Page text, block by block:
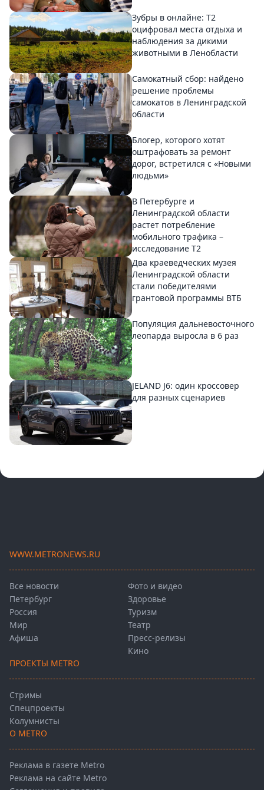
Зубры в онлайне: Т2
оцифровал места отдыха и
наблюдения за дикими
животными в Ленобласти
Самокатный сбор: найдено
решение проблемы
самокатов в Ленинградской
области
Блогер, которого хотят
оштрафовать за ремонт
дорог, встретился с «Новыми
людьми»
В Петербурге и
Ленинградской области
растет потребление
мобильного трафика –
исследование T2
Два краеведческих музея
Ленинградской области
стали победителями
грантовой программы ВТБ
Популяция дальневосточного
леопарда выросла в 6 раз
JELAND J6: один кроссовер
для разных сценариев
WWW.METRONEWS.RU
Все новости
Петербург
Россия
Мир
Афиша
Фото и видео
Здоровье
Туризм
Театр
Пресс-релизы
Кино
ПРОЕКТЫ METRO
Стримы
Спецпроекты
Колумнисты
О METRO
Реклама в газете Metro
Реклама на сайте Metro